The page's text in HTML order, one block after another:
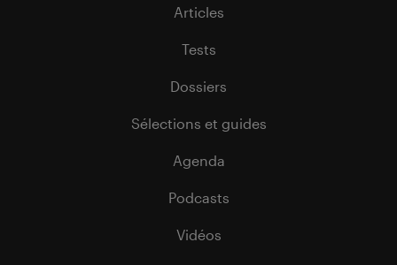
Articles
Tests
Dossiers
Sélections et guides
Agenda
Podcasts
Vidéos